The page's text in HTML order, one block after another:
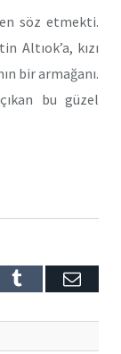
söz etmekti.
Altıok’a, kızı
bir armağanı.
bu güzel
Tumblr E-